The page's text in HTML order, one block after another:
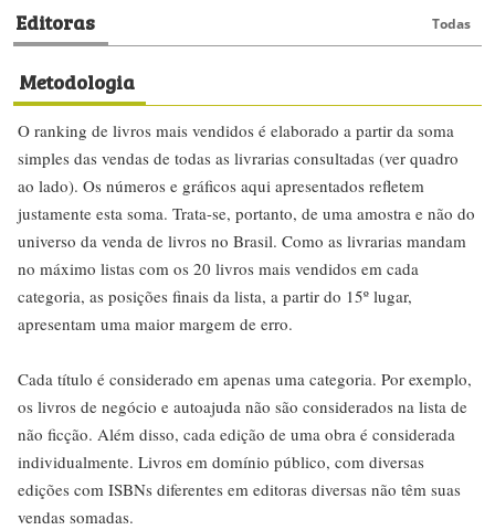
Editoras Todas
Metodologia
O ranking de livros mais vendidos é elaborado a partir da soma
simples das vendas de todas as livrarias consultadas (ver quadro
ao lado). Os números e gráficos aqui apresentados refletem
justamente esta soma. Trata-se, portanto, de uma amostra e não do
universo da venda de livros no Brasil. Como as livrarias mandam
no máximo listas com os 20 livros mais vendidos em cada
categoria, as posições finais da lista, a partir do 15º lugar,
apresentam uma maior margem de erro.
Cada título é considerado em apenas uma categoria. Por exemplo,
os livros de negócio e autoajuda não são considerados na lista de
não ficção. Além disso, cada edição de uma obra é considerada
individualmente. Livros em domínio público, com diversas
edições com ISBNs diferentes em editoras diversas não têm suas
vendas somadas.